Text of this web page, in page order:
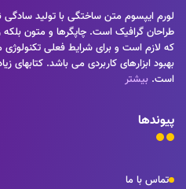
لورم ایپسوم متن ساختگی با تولید سادگی
طراحان گرافیک است. چاپگرها و متون
که لازم است و برای شرایط فعلی تکنولوژی
بهبود ابزارهای کاربردی می باشد.
است. بیشتر
پیوندها
تماس با ما